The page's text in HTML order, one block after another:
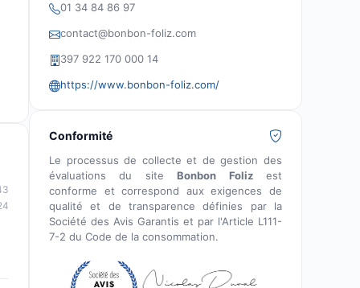
01 34 84 86 97
contact@bonbon-foliz.com
397 922 170 000 14
https://www.bonbon-foliz.com/
Conformité
Le processus de collecte et de gestion des
évaluations du siteBonbon Folizest
conforme et correspond aux exigences de
qualité et de transparence définies par la
Société des Avis Garantis et par l'Article L111-
7-2 du Code de la consommation.